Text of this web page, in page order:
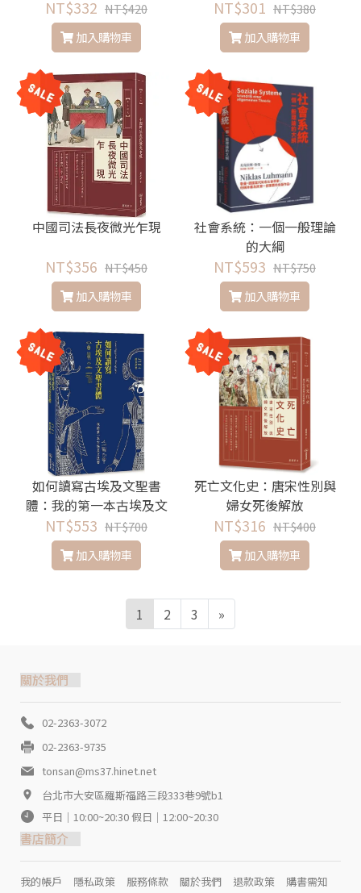
NT$332 NT$420
加入購物車
NT$301 NT$380
加入購物車
中國司法長夜微光乍現
NT$356 NT$450
加入購物車
社會系統：一個一般理論
的大綱
NT$593 NT$750
加入購物車
如何讀寫古埃及文聖書
體：我的第一本古埃及文
法書
NT$553 NT$700
加入購物車
死亡文化史：唐宋性別與
婦女死後解放
NT$316 NT$400
加入購物車
1 2 3 »
關於我們
02-2363-3072
02-2363-9735
tonsan@ms37.hinet.net
台北市大安區羅斯福路三段333巷9號b1
平日｜10:00~20:30 假日｜12:00~20:30
書店簡介
我的帳戶 隱私政策 服務條款 關於我們 退款政策 購書需知